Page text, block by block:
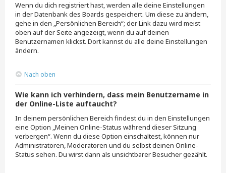
Wenn du dich registriert hast, werden alle deine Einstellungen
in der Datenbank des Boards gespeichert. Um diese zu ändern,
gehe in den „Persönlichen Bereich“; der Link dazu wird meist
oben auf der Seite angezeigt, wenn du auf deinen
Benutzernamen klickst. Dort kannst du alle deine Einstellungen
ändern.
Nach oben
Wie kann ich verhindern, dass mein Benutzername in
der Online-Liste auftaucht?
In deinem persönlichen Bereich findest du in den Einstellungen
eine Option „Meinen Online-Status während dieser Sitzung
verbergen“. Wenn du diese Option einschaltest, können nur
Administratoren, Moderatoren und du selbst deinen Online-
Status sehen. Du wirst dann als unsichtbarer Besucher gezählt.